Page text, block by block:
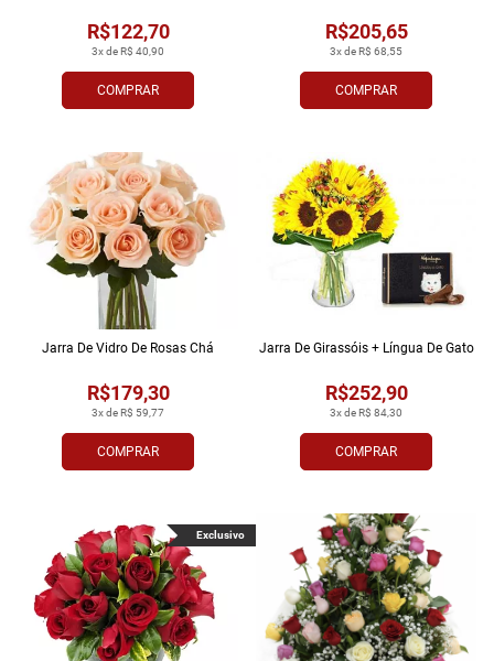
COMPRAR
3x de R$ 40,90
R$122,70
COMPRAR
3x de R$ 68,55
R$205,65
COMPRAR
3x de R$ 59,77
R$179,30
Jarra De Vidro De Rosas Chá
COMPRAR
3x de R$ 84,30
R$252,90
Jarra De Girassóis + Língua De Gato
Exclusivo